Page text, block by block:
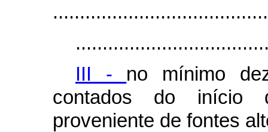
III - no mínimo
contados do início
proveniente de fontes